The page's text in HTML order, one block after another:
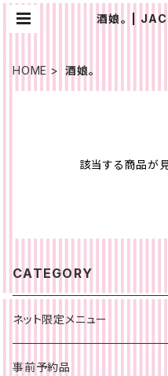
酒娘。 |
HOME 酒娘。
該当する商品が
CATEGORY
ネット限定メニュー
事前予約品